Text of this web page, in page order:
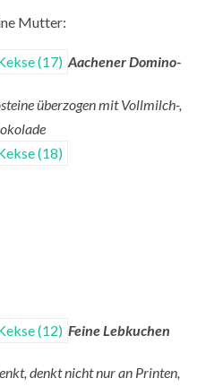
Mutter:
Aachener Domino-
überzogen mit Vollmilch-,
Feine Lebkuchen
denkt nicht nur an Printen,